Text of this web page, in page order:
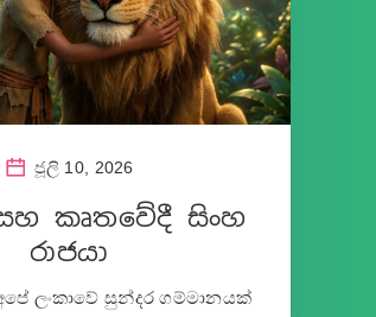
ජූලි 10, 2026
කෘතවේදී සිංහ
රාජයා
ලංකාවේ සුන්දර ගම්මානයක්